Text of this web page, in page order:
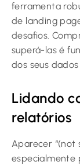
ferramenta
de landing
desafios.
superá-las é
dos seus
Lidando
relatórios
Aparecer “(not
especialmente